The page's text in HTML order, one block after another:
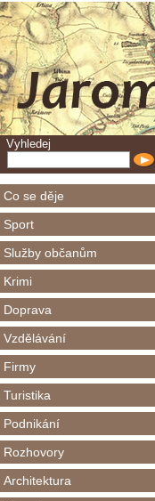
Vyhledej
Co se děje
Sport
Služby občanům
Krimi
Doprava
Vzdělávání
Firmy
Turistika
Podnikání
Rozhovory
Architektura